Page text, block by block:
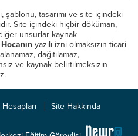
şablonu, tasarımı ve site içindeki
Site içindeki hiçbir döküman,
unsurlar kaynak
yazılı izni olmaksızın ticari
dağıtılamaz,
ve kaynak belirtilmeksizin
Site Hakkında